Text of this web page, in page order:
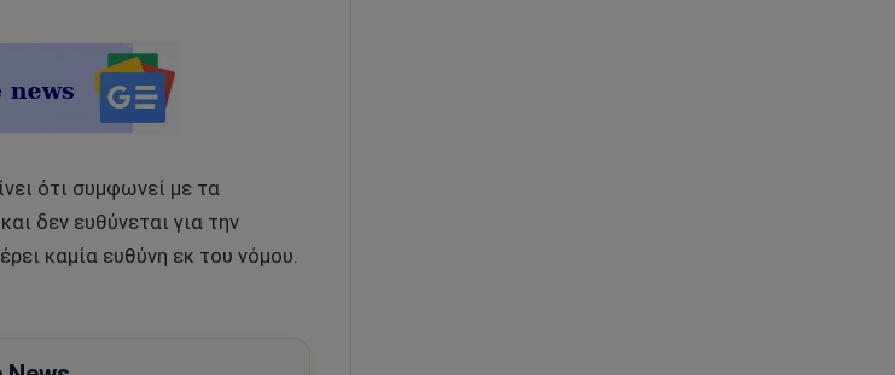
ότι συμφωνεί με τα
δεν ευθύνεται για την
καμία ευθύνη εκ του νόμου.